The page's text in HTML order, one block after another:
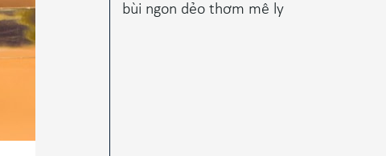
bùi ngon dẻo thơm mê ly